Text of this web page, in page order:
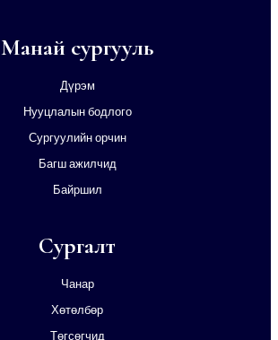
Манай сургууль
Дүрэм
Нууцлалын бодлого
Сургуулийн орчин
Багш ажилчид
Байршил
Сургалт
Чанар
Хөтөлбөр
Төгсөгчид